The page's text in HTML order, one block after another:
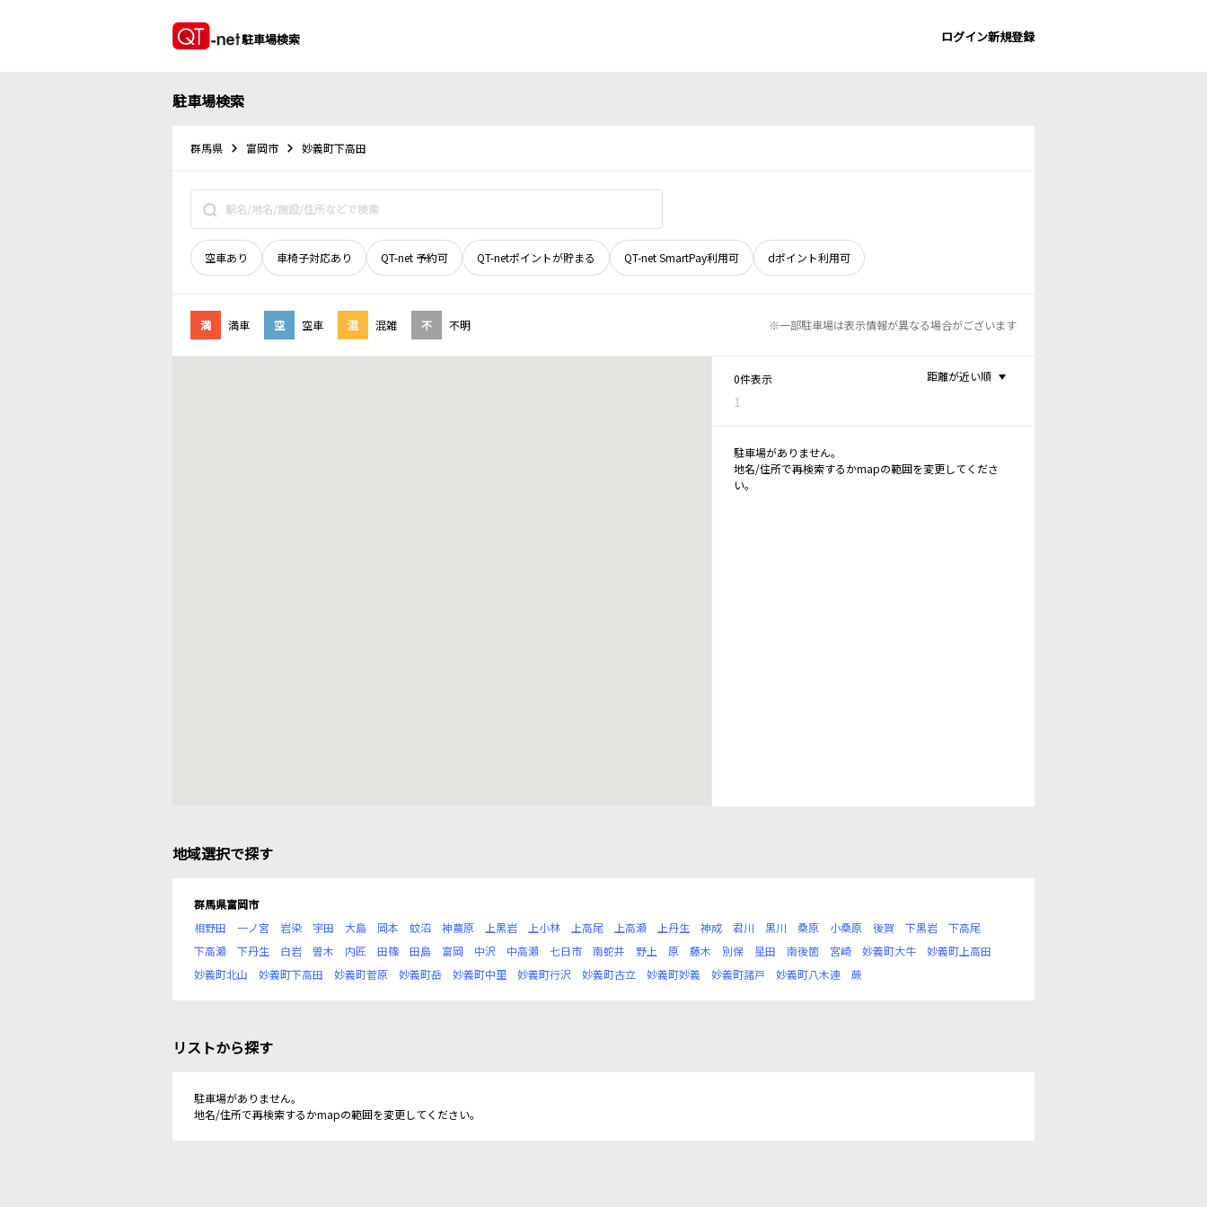
駐車場検索 ログイン新規登録
駐車場検索
群馬県 富岡市 妙義町下高田
空車あり 車椅子対応あり QT-net 予約可 QT-netポイントが貯まる QT-net SmartPay利用可 dポイント利用可
満 満車 空 空車 混 混雑 不 不明 ※一部駐車場は表示情報が異なる場合がございます
0件表示
1
距離が近い順
駐車場がありません。
地名/住所で再検索するかmapの範囲を変更してくださ
い。
地域選択で探す
群馬県富岡市
相野田
一ノ宮 岩染 宇田 大島 岡本 蚊沼 神農原 上黒岩 上小林 上高尾 上高瀬 上丹生 神成 君川 黒川 桑原 小桑原 後賀 下黒岩
下高尾
下高瀬
下丹生 白岩 曽木 内匠 田篠 田島 富岡 中沢 中高瀬 七日市 南蛇井 野上 原 藤木 別保 星田 南後箇 宮崎 妙義町大牛
妙義町上高田
妙義町北山
妙義町下高田 妙義町菅原 妙義町岳 妙義町中里 妙義町行沢 妙義町古立 妙義町妙義 妙義町諸戸 妙義町八木連 蕨
リストから探す
駐車場がありません。
地名/住所で再検索するかmapの範囲を変更してください。